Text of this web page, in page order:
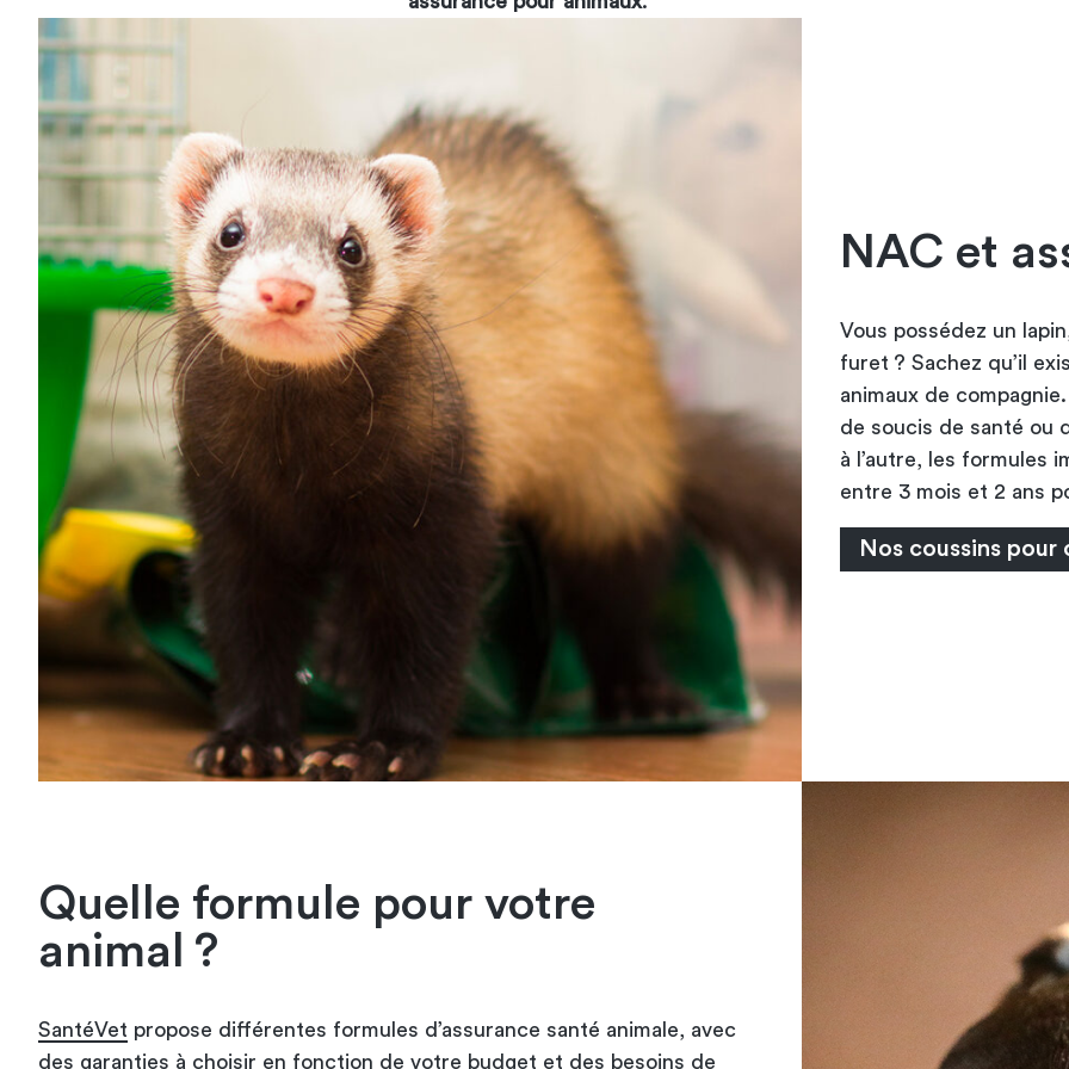
NAC et
Vous possédez un
furet ? Sachez qu’il
animaux de
de soucis de santé ou
à l’autre, les formules
entre 3 mois et 2 ans
Nos coussins pour
Quelle formule pour votre
animal ?
SantéVet propose différentes formules d’assurance santé animale, avec
des garanties à choisir en fonction de votre budget et des besoins de